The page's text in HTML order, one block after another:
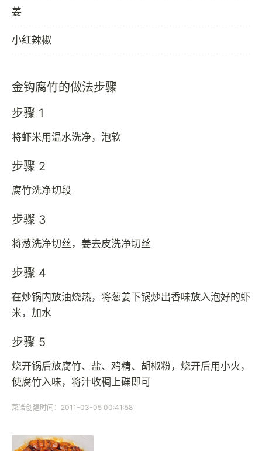
姜
小红辣椒
金钩腐竹的做法步骤
步骤 1
将虾米用温水洗净，泡软
步骤 2
腐竹洗净切段
步骤 3
将葱洗净切丝，姜去皮洗净切丝
步骤 4
在炒锅内放油烧热，将葱姜下锅炒出香味放入泡好的虾
米，加水
步骤 5
烧开锅后放腐竹、盐、鸡精、胡椒粉，烧开后用小火，
使腐竹入味，将汁收稠上碟即可
菜谱创建时间：2011-03-05 00:41:58